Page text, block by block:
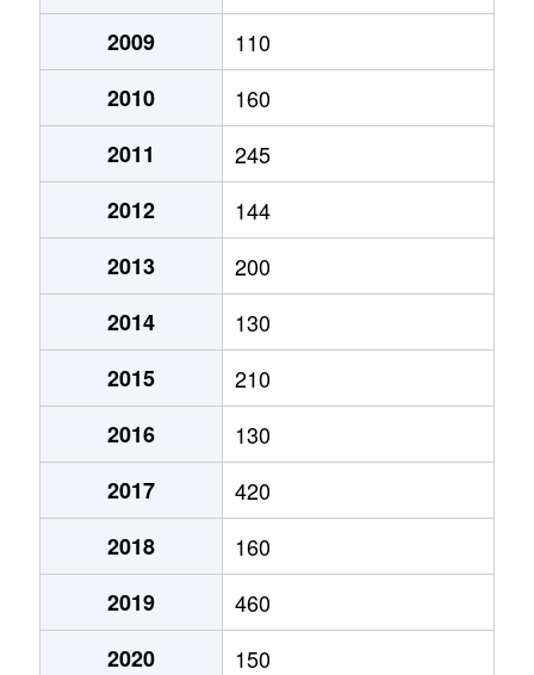
2009
110
2010
160
2011
245
2012
144
2013
200
2014
130
2015
210
2016
130
2017
420
2018
160
2019
460
2020
150